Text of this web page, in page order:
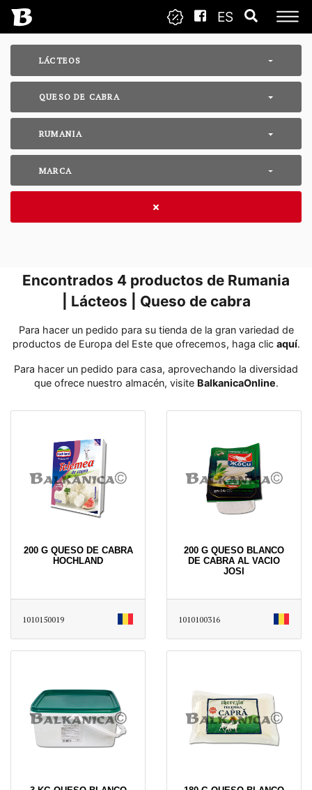
ES
LÁCTEOS
QUESO DE CABRA
RUMANIA
MARCA
Encontrados 4 productos de Rumania
| Lácteos | Queso de cabra
Para hacer un pedido para su tienda de la gran variedad de
productos de Europa del Este que ofrecemos, haga clic aquí․
Para hacer un pedido para casa, aprovechando la diversidad
que ofrece nuestro almacén, visite BalkanicaOnline․
200 G QUESO DE CABRA
HOCHLAND
1010150019
200 G QUESO BLANCO
DE CABRA AL VACIO
JOSI
1010100316